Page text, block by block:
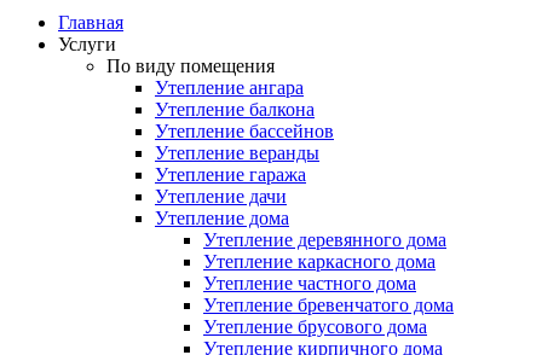
Главная
Услуги
По виду помещения
Утепление ангара
Утепление балкона
Утепление бассейнов
Утепление веранды
Утепление гаража
Утепление дачи
Утепление дома
Утепление деревянного дома
Утепление каркасного дома
Утепление частного дома
Утепление бревенчатого дома
Утепление брусового дома
Утепление кирпичного дома